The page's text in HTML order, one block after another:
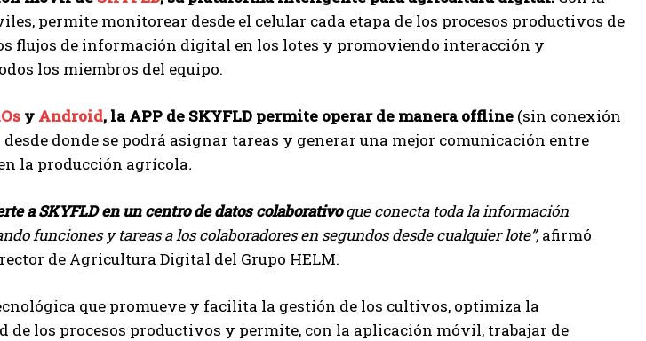
permite monitorear desde el celular cada etapa de los procesos productivos de
flujos de información digital en los lotes y promoviendo interacción y
los miembros del equipo.
y Android, la APP de SKYFLD permite operar de manera offline (sin conexión
donde se podrá asignar tareas y generar una mejor comunicación entre
la producción agrícola.
a SKYFLD en un centro de datos colaborativoque conecta toda la información
funciones y tareas a los colaboradores en segundos desde cualquier lote”, afirmó
de Agricultura Digital del Grupo HELM.
que promueve y facilita la gestión de los cultivos, optimiza la
los procesos productivos y permite, con la aplicación móvil, trabajar de